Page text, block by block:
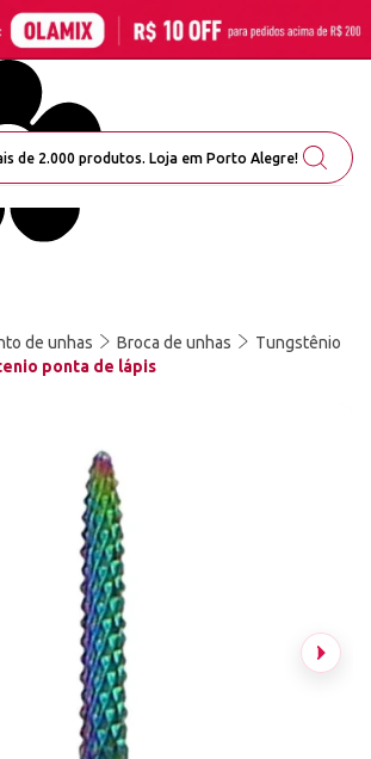
de unhas Broca de unhas
Tungstênio
ponta de lápis